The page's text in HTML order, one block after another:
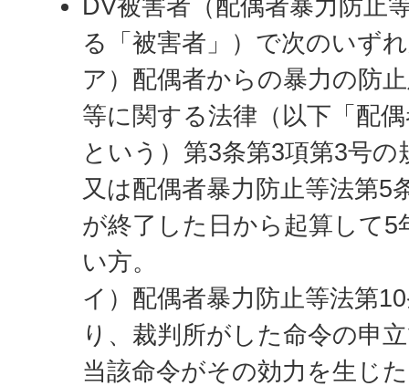
DV被害者（配偶者暴力防止
る「被害者」）で次のいず
ア）配偶者からの暴力の防
等に関する法律（以下「配
という）第3条第3項第3号の
又は配偶者暴力防止等法第5
が終了した日から起算して5
い方。
イ）配偶者暴力防止等法第
り、裁判所がした命令の申
当該命令がその効力を生じ